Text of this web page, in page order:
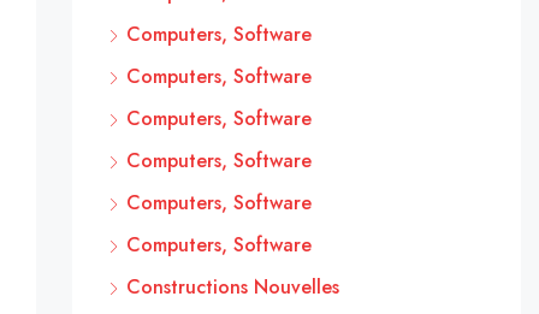
Computers, Software
Computers, Software
Computers, Software
Computers, Software
Computers, Software
Computers, Software
Constructions Nouvelles